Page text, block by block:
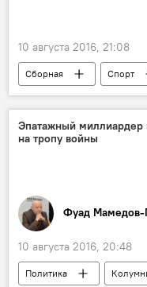
10 августа 2016, 21:08
Сборная Спорт
РИО 2016
Эпатажный миллиардер
на тропу войны
Фуад
10 августа 2016, 20:48
Политика